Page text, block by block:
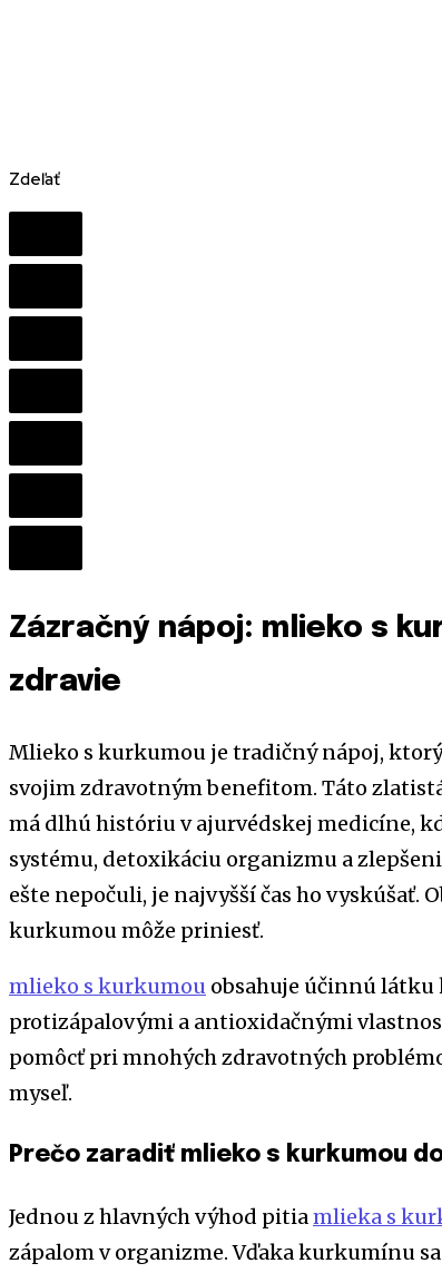
Zdeľať
Zázračný nápoj: mlieko s
zdravie
Mlieko s kurkumou je tradičný nápoj,
svojim zdravotným benefitom. Táto
má dlhú históriu v ajurvédskej medicíne,
systému, detoxikáciu organizmu a
ešte nepočuli, je najvyšší čas ho vyskúšať.
kurkumou môže priniesť.
mlieko s kurkumou obsahuje účinnú
protizápalovými a antioxidačnými
pomôcť pri mnohých zdravotných
myseľ.
Prečo zaradiť mlieko s kurkumou
Jednou z hlavných výhod pitiamlieka s
zápalom v organizme. Vďaka kurkumínu